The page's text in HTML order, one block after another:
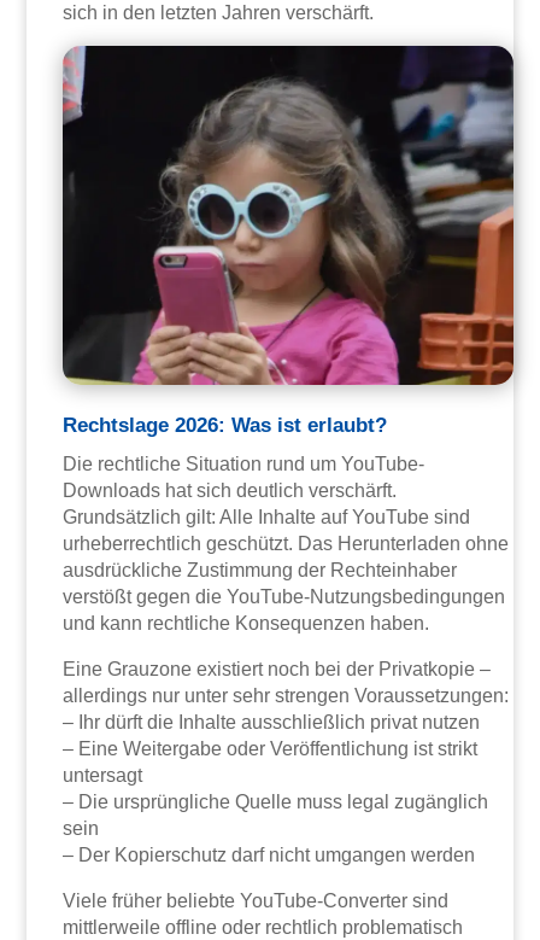
sich in den letzten Jahren verschärft.
Rechtslage 2026: Was ist erlaubt?
Die rechtliche Situation rund um YouTube-
Downloads hat sich deutlich verschärft.
Grundsätzlich gilt: Alle Inhalte auf YouTube sind
urheberrechtlich geschützt. Das Herunterladen ohne
ausdrückliche Zustimmung der Rechteinhaber
verstößt gegen die YouTube-Nutzungsbedingungen
und kann rechtliche Konsequenzen haben.
Eine Grauzone existiert noch bei der Privatkopie –
allerdings nur unter sehr strengen Voraussetzungen:
– Ihr dürft die Inhalte ausschließlich privat nutzen
– Eine Weitergabe oder Veröffentlichung ist strikt
untersagt
– Die ursprüngliche Quelle muss legal zugänglich
sein
– Der Kopierschutz darf nicht umgangen werden
Viele früher beliebte YouTube-Converter sind
mittlerweile offline oder rechtlich problematisch